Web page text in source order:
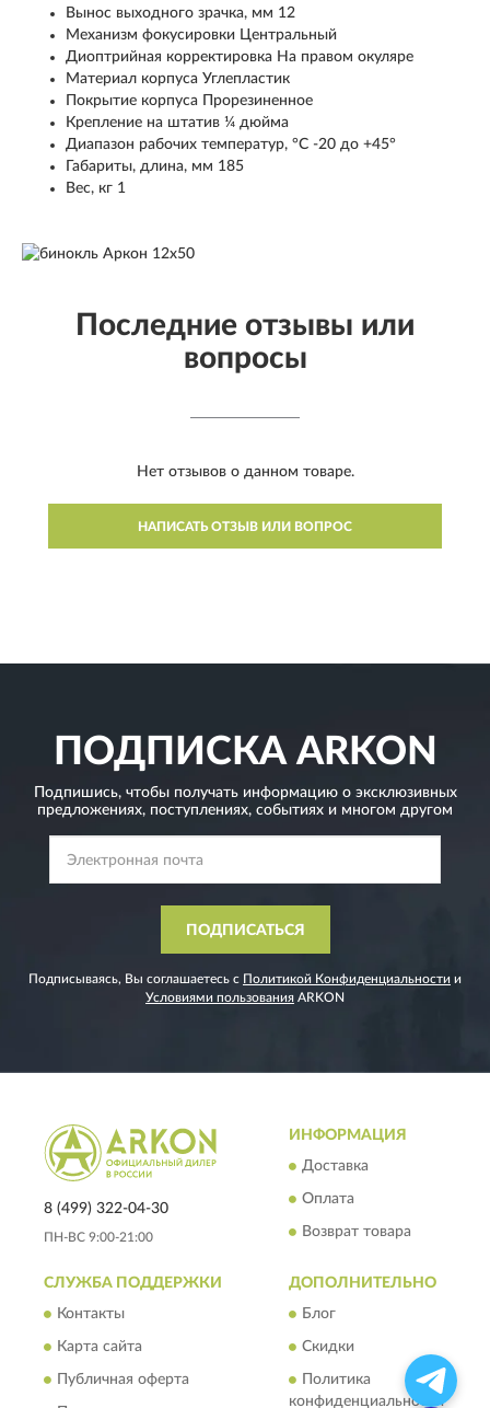
Вынос выходного зрачка, мм 12
Механизм фокусировки Центральный
Диоптрийная корректировка На правом окуляре
Материал корпуса Углепластик
Покрытие корпуса Прорезиненное
Крепление на штатив ¼ дюйма
Диапазон рабочих температур, °C -20 до +45°
Габариты, длина, мм 185
Вес, кг 1
Последние отзывы или
вопросы
Нет отзывов о данном товаре.
НАПИСАТЬ ОТЗЫВ ИЛИ ВОПРОС
ПОДПИСКАARKON
Подпишись, чтобы получать информацию о эксклюзивных
предложениях, поступлениях, событиях и многом другом
ПОДПИСАТЬСЯ
Подписываясь, Вы соглашаетесь с Политикой Конфиденциальности и
Условиями пользования ARKON
8 (499) 322-04-30
ПН-ВС 9:00-21:00
ИНФОРМАЦИЯ
Доставка
Оплата
Возврат товара
СЛУЖБА ПОДДЕРЖКИ
Контакты
Карта сайта
Публичная оферта
ДОПОЛНИТЕЛЬНО
Блог
Скидки
Политика
конфиденциальности